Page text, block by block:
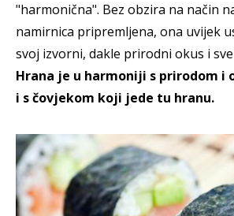
"harmonična". Bez obzira na način
namirnica pripremljena, ona uvijek
svoj izvorni, dakle prirodni okus i
Hrana je u harmoniji s prirodom i
i s čovjekom koji jede tu hranu.